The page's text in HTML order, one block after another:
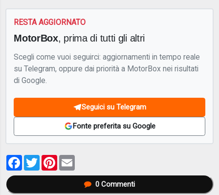
RESTA AGGIORNATO
MotorBox, prima di tutti gli altri
Scegli come vuoi seguirci: aggiornamenti in tempo reale
su Telegram, oppure dai priorità a MotorBox nei risultati
di Google.
Seguici su Telegram
Fonte preferita su Google
Facebook
TwitterPinterest
0Commenti